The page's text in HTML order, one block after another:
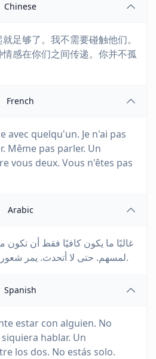
Chinese
足够了。我不需要碰触他们。
感在你们之间传递。你并不孤
French
avec quelqu'un. Je n'ai pas
Même pas parler. Un
vous deux. Vous n'êtes pas
Arabic
غالبًا ما يكون كافيًا فقط أن
لمسهم. حتى لا أتحدث. يمر شعور بينكما. أنت لست وحدك.
Spanish
estar con alguien. No
hablar. Un
los dos. No estás solo.